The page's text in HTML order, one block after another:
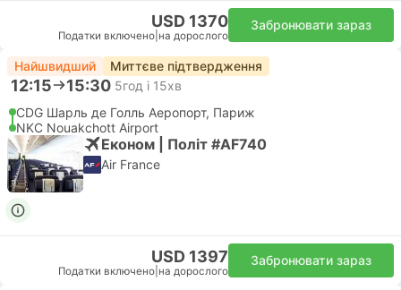
USD 1370
Податки включено на дорослого
Забронювати зараз
Найшвидший Миттєве підтвердження
12:15 15:30 5год і 15хв
CDG Шарль де Голль Аеропорт, Париж
NKC Nouakchott Airport
Економ | Політ #AF740
Air France
USD 1397
Податки включено на дорослого
Забронювати зараз